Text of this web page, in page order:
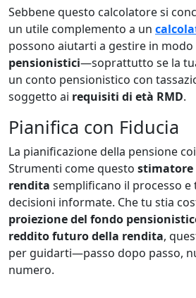
Sebbene questo calcolatore si
un utile complemento a un
possono aiutarti a gestire in modo
pensionistici—soprattutto se la
un conto pensionistico con
soggetto ai requisiti di età RMD.
Pianifica con Fiducia
La pianificazione della pensione
Strumenti come questo stimatore
rendita semplificano il processo
decisioni informate. Che tu stia
proiezione del fondo
reddito futuro della rendita,
per guidarti—passo dopo passo,
numero.